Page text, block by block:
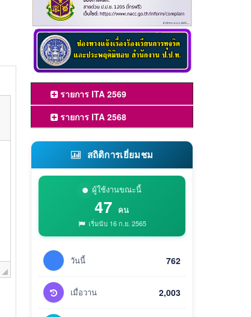
รายการ ITA 2569
รายการ ITA 2568
สถิติการเยี่ยมชม
ผู้ใช้งานขณะนี้
47 คน
เริ่มนับ 16 ก.ย. 2565
วันนี้ 762
เมื่อวาน 2,003